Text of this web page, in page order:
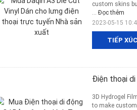
TIẾP XÚC
custom skins
... Đọc thêm
2023-05-15
Điện thoại
3D Hydrogel
to make